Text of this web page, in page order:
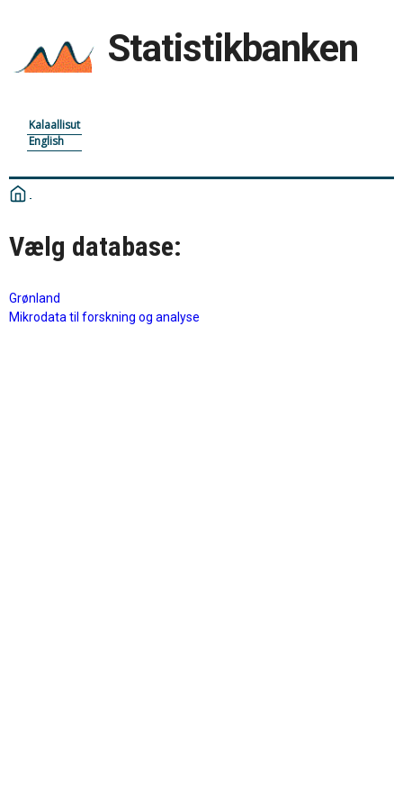
Statistikbanken
Kalaallisut
English
Vælg database:
Grønland
Mikrodata til forskning og analyse